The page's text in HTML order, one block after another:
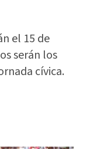
el 15 de
serán los
cívica.